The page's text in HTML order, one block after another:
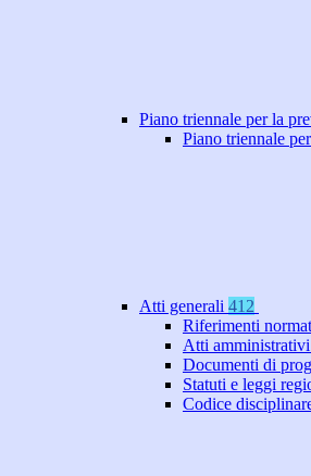
Piano triennale per la
Piano triennale
Atti generali 412
Riferimenti
Atti
Documenti di
Statuti e leggi
Codice